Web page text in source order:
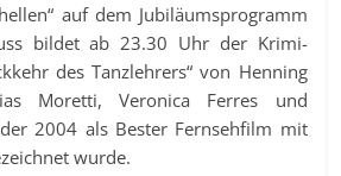
auf dem Jubiläumsprogramm
bildet ab 23.30 Uhr der Krimi-
des Tanzlehrers“ von Henning
Moretti, Veronica Ferres und
2004 als Bester Fernsehfilm mit
wurde.